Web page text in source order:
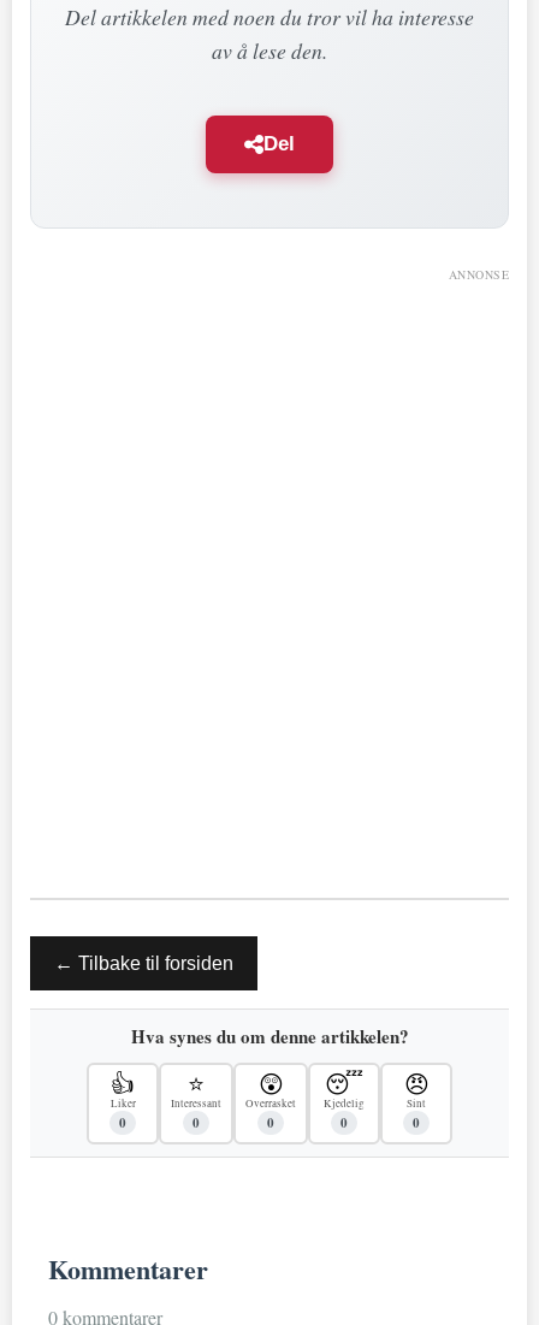
Del artikkelen med noen du tror vil ha interesse
av å lese den.
Del
ANNONSE
← Tilbake til forsiden
Hva synes du om denne artikkelen?
👍
Liker
0
⭐
Interessant
0
😲
Overrasket
0
😴
Kjedelig
0
😠
Sint
0
Kommentarer
0 kommentarer